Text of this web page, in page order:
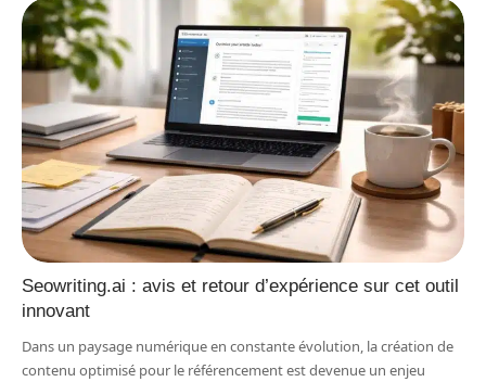
Seowriting.ai : avis et retour d’expérience sur cet outil
innovant
Dans un paysage numérique en constante évolution, la création de
contenu optimisé pour le référencement est devenue un enjeu